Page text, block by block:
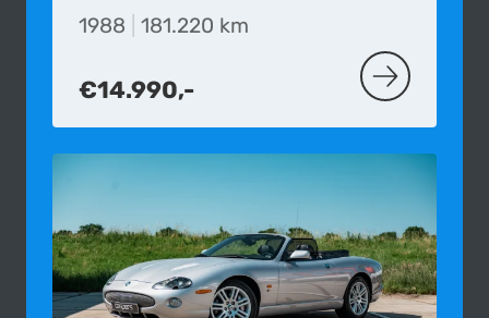
1988 181.220 km
€14.990,- MEER OVER